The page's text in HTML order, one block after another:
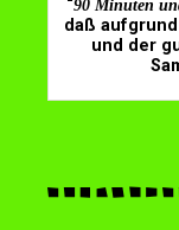
“90 Minuten
daß
und der